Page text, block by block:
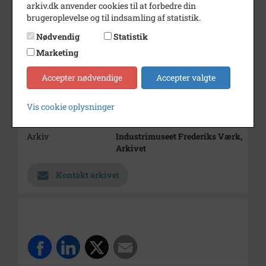
3601 udtaget af samme serie
fotoalbums. Dette billed er
Årstal
Dateringsnote
Datering beror på
Arkiv
Industrimuseet Frederiks Værk,
Arkivet
Kontakt arkivet
arkiv.dk anvender cookies til at forbedre din
brugeroplevelse og til indsamling af statistik.
Nødvendig
Statistik
Marketing
Accepter nødvendige Accepter valgte
Vis cookie oplysninger